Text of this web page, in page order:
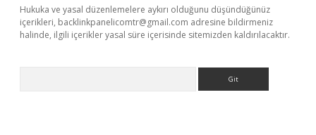
Hukuka ve yasal düzenlemelere aykırı olduğunu düşündüğünüz
içerikleri, backlinkpanelicomtr@gmail.com adresine bildirmeniz
halinde, ilgili içerikler yasal süre içerisinde sitemizden kaldırılacaktır.